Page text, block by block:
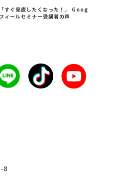
すぐ見直したくなった！」 Goog
ィールセミナー受講者の声
8